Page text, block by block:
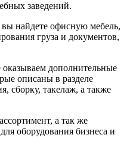
заведений.
найдете офисную мебель,
груза и документов,
дополнительные
описаны в разделе
сборку, такелаж, а также
а так же
оборудования бизнеса и